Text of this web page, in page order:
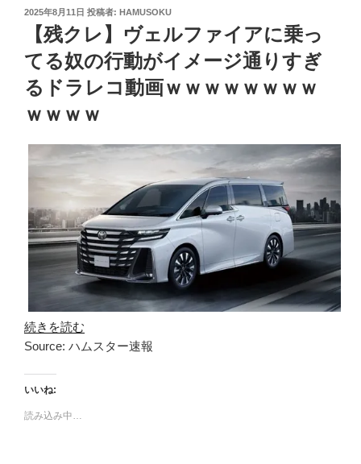
投
2025年8月11日 投稿者: HAMUSOKU
【残クレ】ヴェルファイアに乗っ
てる奴の行動がイメージ通りすぎ
るドラレコ動画ｗｗｗｗｗｗｗｗ
ｗｗｗｗ
続きを読む
Source: ハムスター速報
いいね:
読み込み中…